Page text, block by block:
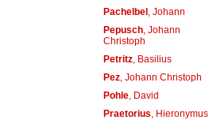
Pachelbel, Johann
Pepusch, Johann
Christoph
Petritz, Basilius
Pez, Johann Christoph
Pohle, David
Praetorius , Hieronymus